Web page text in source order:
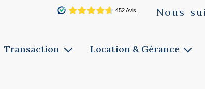
Nous
Transaction Location & Gérance